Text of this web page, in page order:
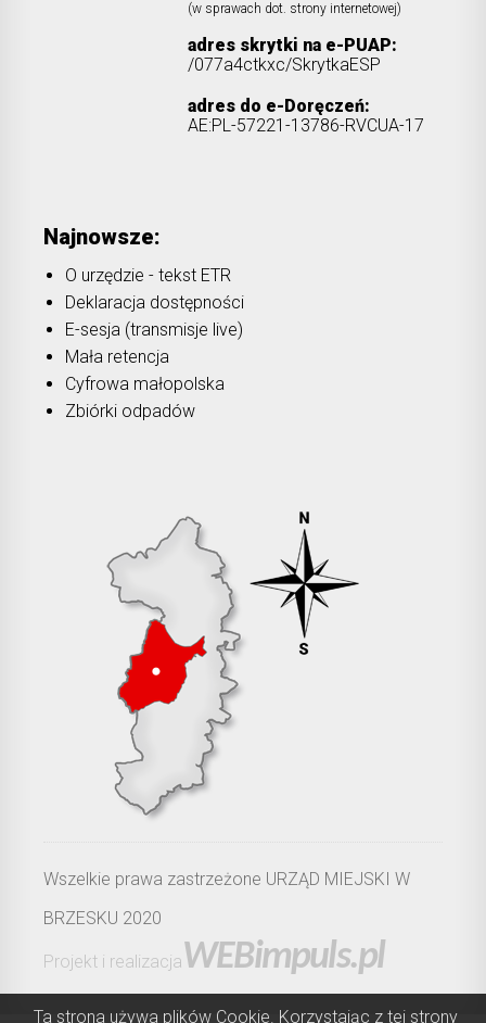
Ta strona używa plików Cookie. Korzystając z tej strony
Najnowsze:
O urzędzie - tekst ETR
Deklaracja dostępności
E-sesja (transmisje live)
Mała retencja
Cyfrowa małopolska
Zbiórki odpadów
(w sprawach dot. strony internetowej)
adres skrytki na e-PUAP:
/077a4ctkxc/SkrytkaESP
adres do e-Doręczeń:
AE:PL-57221-13786-RVCUA-17
Wszelkie prawa zastrzeżone URZĄD MIEJSKI W
BRZESKU 2020
Projekt i realizacja WEBimpuls.pl